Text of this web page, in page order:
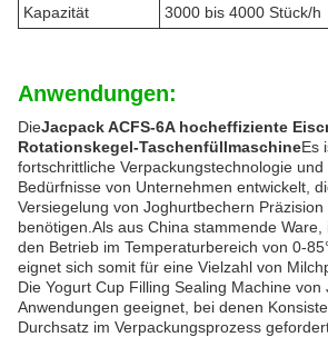
Kapazität
3000 bis 4000 Stück/h
Anwendungen:
DieJacpack ACFS-6A hocheffiziente
Rotationskegel-TaschenfüllmaschineEs
fortschrittliche Verpackungstechnologie
Bedürfnisse von Unternehmen entwickelt,
Versiegelung von Joghurtbechern
benötigen.Als aus China stammende
den Betrieb im Temperaturbereich von 0-
eignet sich somit für eine Vielzahl von
Die Yogurt Cup Filling Sealing Machine
Anwendungen geeignet, bei denen
Durchsatz im Verpackungsprozess